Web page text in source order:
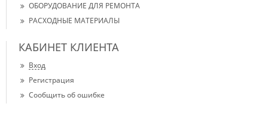
ОБОРУДОВАНИЕ ДЛЯ РЕМОНТА
РАСХОДНЫЕ МАТЕРИАЛЫ
КАБИНЕТ КЛИЕНТА
Вход
Регистрация
Сообщить об ошибке